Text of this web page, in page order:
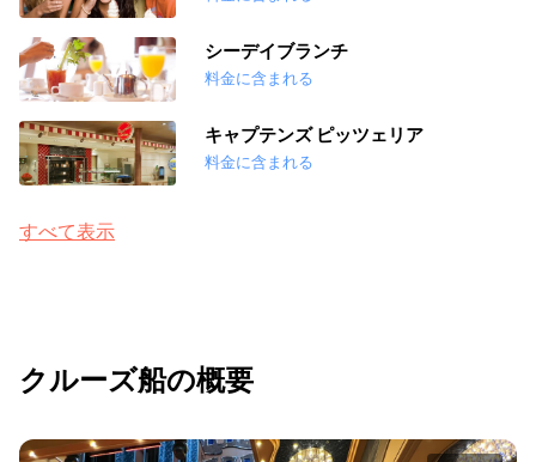
シーデイブランチ
料金に含まれる
キャプテンズ ピッツェリア
料金に含まれる
すべて表示
クルーズ船の概要